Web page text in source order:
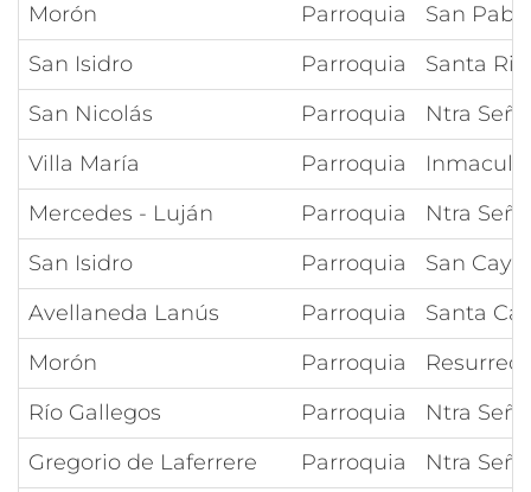
Morón
Parroquia
San
San Isidro
Parroquia
Santa
San Nicolás
Parroquia
Ntra
Villa María
Parroquia
Mercedes - Luján
Parroquia
Ntra
San Isidro
Parroquia
San
Avellaneda Lanús
Parroquia
Santa
Morón
Parroquia
Río Gallegos
Parroquia
Ntra
Gregorio de Laferrere
Parroquia Ntra